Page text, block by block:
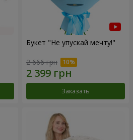
Букет "Не упускай мечту!"
2 666 грн
Заказать